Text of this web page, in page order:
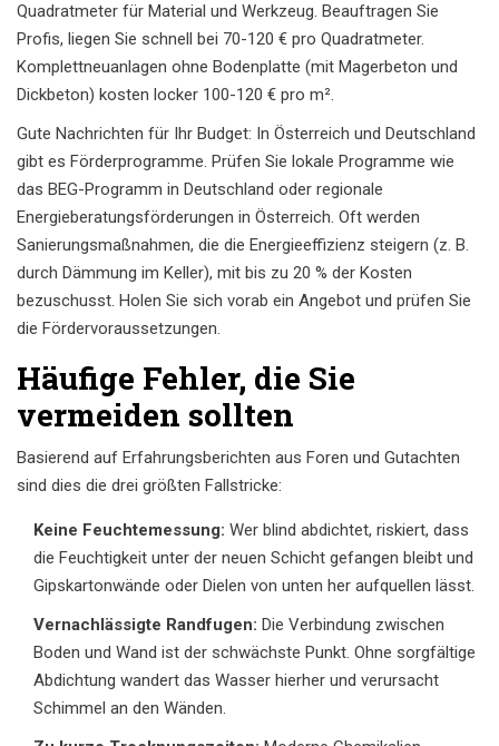
Quadratmeter für Material und Werkzeug. Beauftragen Sie
Profis, liegen Sie schnell bei 70-120 € pro Quadratmeter.
Komplettneuanlagen ohne Bodenplatte (mit Magerbeton und
Dickbeton) kosten locker 100-120 € pro m².
Gute Nachrichten für Ihr Budget: In Österreich und Deutschland
gibt es Förderprogramme. Prüfen Sie lokale Programme wie
das BEG-Programm in Deutschland oder regionale
Energieberatungsförderungen in Österreich. Oft werden
Sanierungsmaßnahmen, die die Energieeffizienz steigern (z. B.
durch Dämmung im Keller), mit bis zu 20 % der Kosten
bezuschusst. Holen Sie sich vorab ein Angebot und prüfen Sie
die Fördervoraussetzungen.
Häufige Fehler, die Sie
vermeiden sollten
Basierend auf Erfahrungsberichten aus Foren und Gutachten
sind dies die drei größten Fallstricke:
Keine Feuchtemessung: Wer blind abdichtet, riskiert, dass
die Feuchtigkeit unter der neuen Schicht gefangen bleibt und
Gipskartonwände oder Dielen von unten her aufquellen lässt.
Vernachlässigte Randfugen: Die Verbindung zwischen
Boden und Wand ist der schwächste Punkt. Ohne sorgfältige
Abdichtung wandert das Wasser hierher und verursacht
Schimmel an den Wänden.